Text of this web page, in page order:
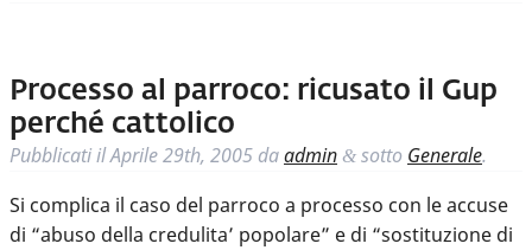
Processo al parroco: ricusato il Gup
perché cattolico
Pubblicati ilAprile 29th, 2005 daadmin & sotto Generale.
Si complica il caso del parroco a processo con le accuse
di “abuso della credulita’ popolare” e di “sostituzione di